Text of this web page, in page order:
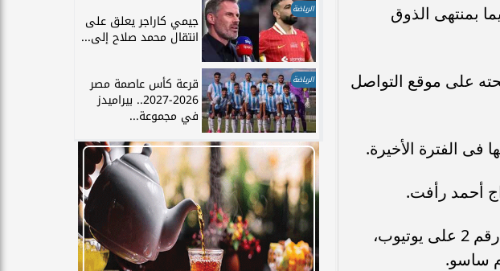
بمنتهى الذوق
على موقع التواصل
فى الفترة الأخيرة.
أحمد رأفت.
واحتفل عمر كمال، مؤخرا بأغنيته الجديدة "إنتي معلمة"، بعد احتلالها الترند رقم 2 على يوتيوب،
ساسو.
الرياضة
جيمي كاراجر يعلق على
انتقال محمد صلاح إلى...
الرياضة قرعة كأس عاصمة مصر
2026-2027.. بيراميدز
في مجموعة...